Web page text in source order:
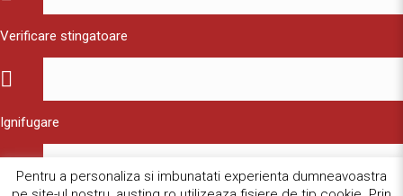
Pentru a personaliza si imbunatati experienta dumneavoastra
Verificare stingatoare
Ignifugare